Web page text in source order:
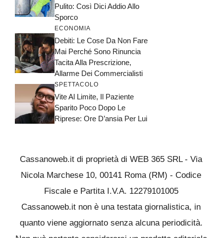
Pulito: Così Dici Addio Allo
Sporco
ECONOMIA
Debiti: Le Cose Da Non Fare
Mai Perché Sono Rinuncia
Tacita Alla Prescrizione,
Allarme Dei Commercialisti
SPETTACOLO
Vite Al Limite, Il Paziente
Sparito Poco Dopo Le
Riprese: Ore D’ansia Per Lui
Cassanoweb.it di proprietà di WEB 365 SRL - Via
Nicola Marchese 10, 00141 Roma (RM) - Codice
Fiscale e Partita I.V.A. 12279101005
Cassanoweb.it non è una testata giornalistica, in
quanto viene aggiornato senza alcuna periodicità.